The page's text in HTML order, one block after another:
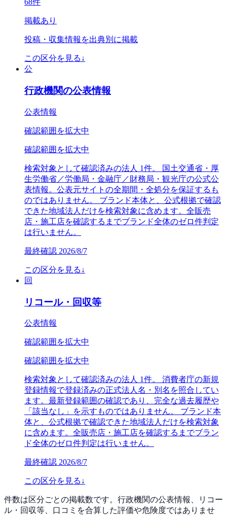
68件
掲載あり
投稿・収集情報を出典別に掲載
この区分を見る ↓
公
行政機関の公表情報
公表情報
確認範囲を拡大中
確認範囲を拡大中
検索対象として確認済みの法人 1件。 国土交通省・厚
生労働省／労働局・金融庁／財務局・観光庁の公式公
表情報。公表元サイトの全期間・全処分を保証するも
のではありません。 ブランド本体と、公式根拠で確認
できた地域法人だけを検索対象に含めます。全販売
店・施工店を確認するまでブランド全体のゼロ件判定
は行いません。
最終確認 2026/8/7
この区分を見る ↓
回
リコール・回収等
公表情報
確認範囲を拡大中
確認範囲を拡大中
検索対象として確認済みの法人 1件。 消費者庁の新規
登録情報で登録済みの正式法人名・別名を照合してい
ます。最新登録範囲の確認であり、完全な過去履歴や
「該当なし」を示すものではありません。 ブランド本
体と、公式根拠で確認できた地域法人だけを検索対象
に含めます。全販売店・施工店を確認するまでブラン
ド全体のゼロ件判定は行いません。
最終確認 2026/8/7
この区分を見る ↓
件数は区分ごとの掲載数です。行政機関の公表情報、リコー
ル・回収等、口コミを合算した評価や危険度ではありませ